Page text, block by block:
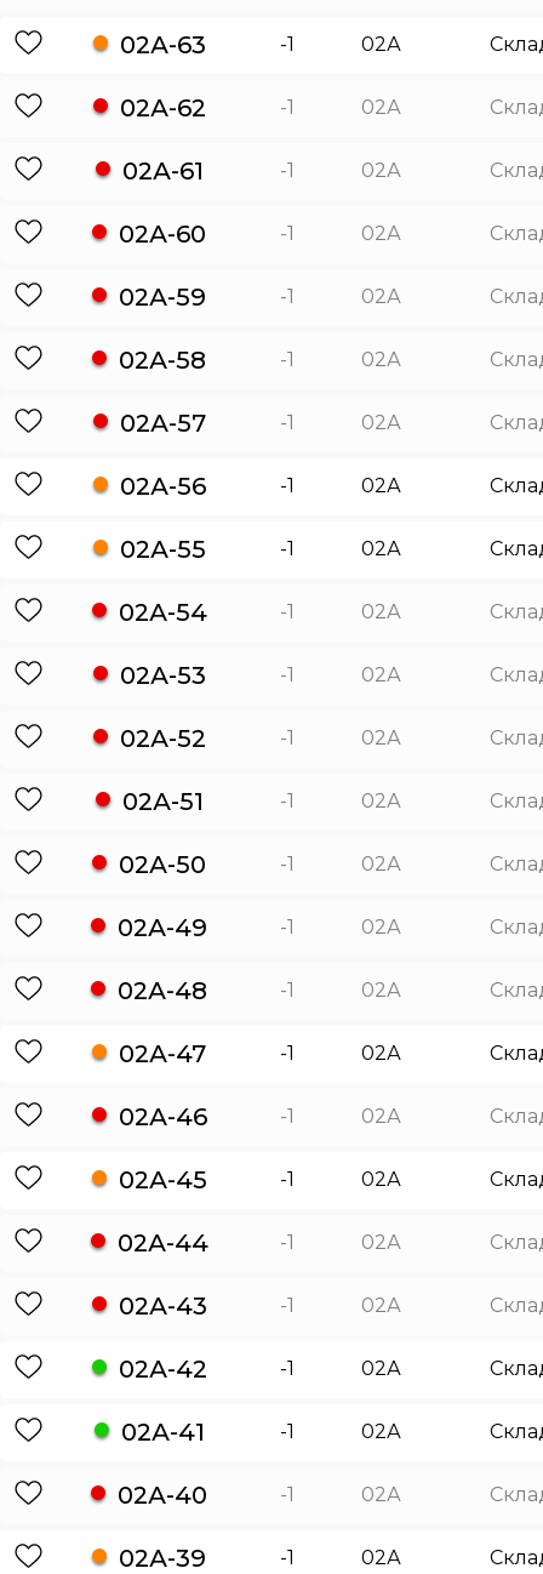
02А-63 -1 02А
02А-62 -1 02А
02А-61 -1 02А
02А-60 -1 02А
02А-59 -1 02А
02А-58 -1 02А
02А-57 -1 02А
02А-56 -1 02А
02А-55 -1 02А
02А-54 -1 02А
02А-53 -1 02А
02А-52 -1 02А
02А-51 -1 02А
02А-50 -1 02А
02А-49 -1 02А
02А-48 -1 02А
02А-47 -1 02А
02А-46 -1 02А
02А-45 -1 02А
02А-44 -1 02А
02А-43 -1 02А
02А-42 -1 02А
02А-41 -1 02А
02А-40 -1 02А
02А-39 -1 02А